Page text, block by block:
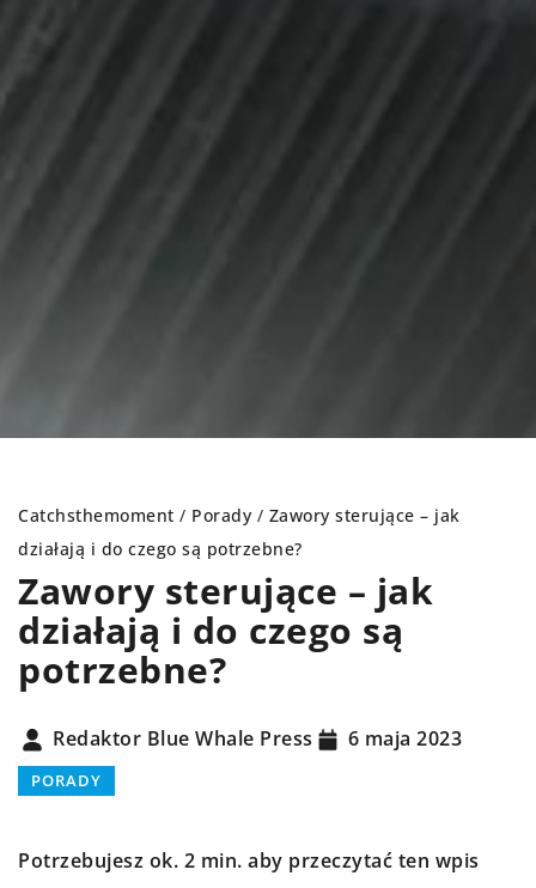
Catchsthemoment / Porady / Zawory sterujące – jak
działają i do czego są potrzebne?
Zawory sterujące – jak
działają i do czego są
potrzebne?
Redaktor Blue Whale Press 6 maja 2023
PORADY
Potrzebujesz ok. 2 min. aby przeczytać ten wpis